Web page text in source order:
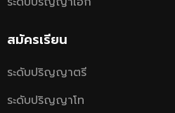
สมัครเรียน
ระดับปริญญาตรี
ระดับปริญญาโท